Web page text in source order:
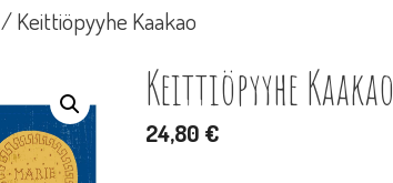
/ Keittiöpyyhe Kaakao
Keittiöpyyhe Kaakao
24,80 €